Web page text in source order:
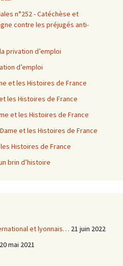
n°252 - Catéchèse et
contre les préjugés anti-
privation d’emploi
d’emploi
et les Histoires de France
les Histoires de France
et les Histoires de France
et les Histoires de France
Histoires de France
brin d’histoire
et lyonnais… 21 juin 2022
20 mai 2021